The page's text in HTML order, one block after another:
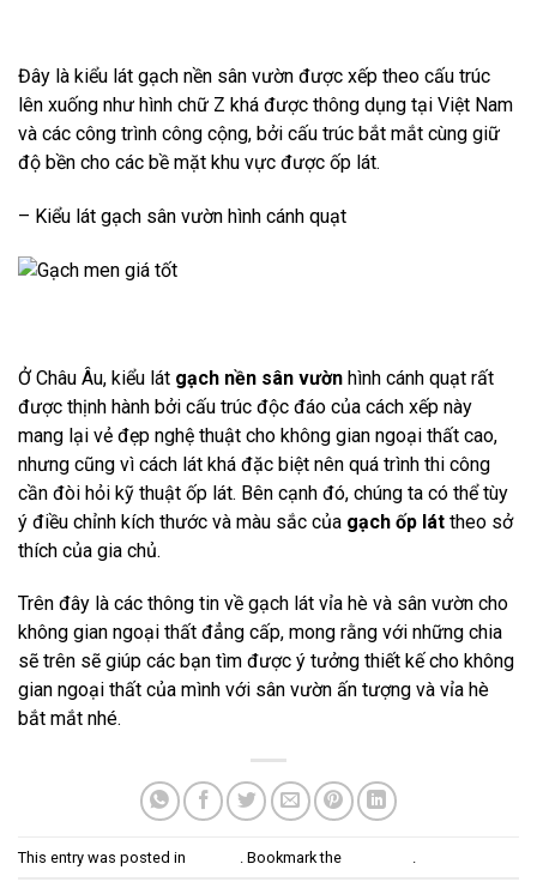
Đây là kiểu lát gạch nền sân vườn được xếp theo cấu trúc
lên xuống như hình chữ Z khá được thông dụng tại Việt Nam
và các công trình công cộng, bởi cấu trúc bắt mắt cùng giữ
độ bền cho các bề mặt khu vực được ốp lát.
– Kiểu lát gạch sân vườn hình cánh quạt
Ở Châu Âu, kiểu lát gạch nền sân vườn hình cánh quạt rất
được thịnh hành bởi cấu trúc độc đáo của cách xếp này
mang lại vẻ đẹp nghệ thuật cho không gian ngoại thất cao,
nhưng cũng vì cách lát khá đặc biệt nên quá trình thi công
cần đòi hỏi kỹ thuật ốp lát. Bên cạnh đó, chúng ta có thể tùy
ý điều chỉnh kích thước và màu sắc của gạch ốp lát theo sở
thích của gia chủ.
Trên đây là các thông tin về gạch lát vỉa hè và sân vườn cho
không gian ngoại thất đẳng cấp, mong rằng với những chia
sẽ trên sẽ giúp các bạn tìm được ý tưởng thiết kế cho không
gian ngoại thất của mình với sân vườn ấn tượng và vỉa hè
bắt mắt nhé.
This entry was posted in . Bookmark the